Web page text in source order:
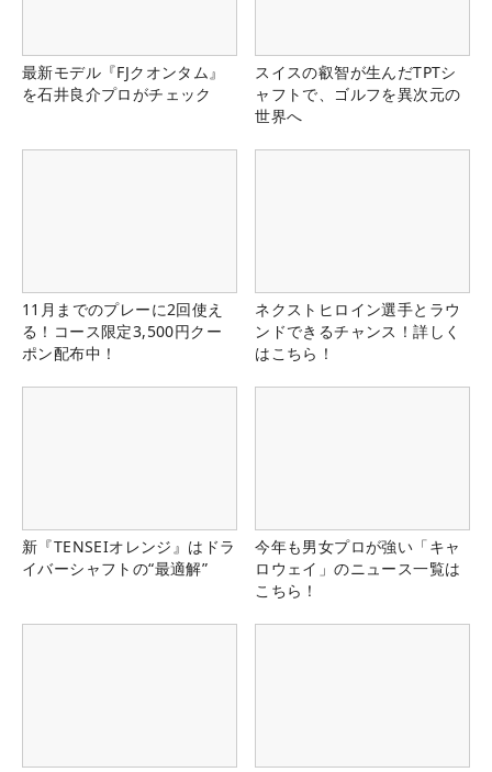
最新モデル『FJクオンタム』
を石井良介プロがチェック
スイスの叡智が生んだTPTシ
ャフトで、ゴルフを異次元の
世界へ
11月までのプレーに2回使え
る！コース限定3,500円クー
ポン配布中！
ネクストヒロイン選手とラウ
ンドできるチャンス！詳しく
はこちら！
新『TENSEIオレンジ』はドラ
イバーシャフトの“最適解”
今年も男女プロが強い「キャ
ロウェイ」のニュース一覧は
こちら！